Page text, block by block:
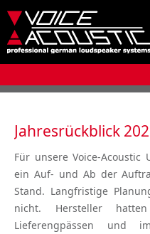
Jahresrückblick
Für unsere Voice-Acoustic
ein Auf- und Ab der
Stand. Langfristige
nicht. Hersteller
Lieferengpässen und